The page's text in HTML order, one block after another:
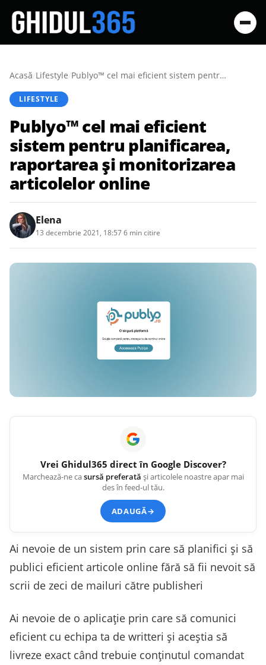
Acasă/Lifestyle/ Publyo™ cel mai eficient sistem pentru planificarea, raportarea și monitorizarea articolelor online
LIFESTYLE
Publyo™ cel mai eficient
sistem pentru planificarea,
raportarea și monitorizarea
articolelor online
Elena
13 decembrie 2021, 18:576 min citire
Vrei Ghidul365 direct în Google Discover?
Marchează-ne casursă preferată și articolele noastre apar mai
des în feed-ul tău.
ADAUGĂ→
Ai nevoie de un sistem prin care să planifici și să
publici eficient articole online fără să fii nevoit să
scrii de zeci de mailuri către publisheri
Ai nevoie de o aplicație prin care să comunici
eficient cu echipa ta de writteri și aceștia să
livreze exact când trebuie conținutul comandat